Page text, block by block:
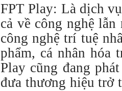
FPT Play: Là dịch
cả về công nghệ
công nghệ trí tuệ
phẩm, cá nhân hóa
Play cũng đang
đưa thương hiệu trở